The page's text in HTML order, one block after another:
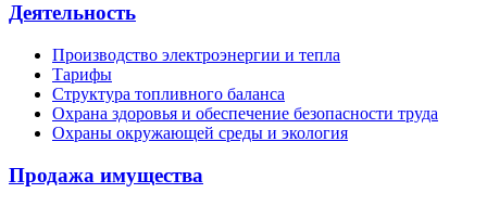
Деятельность
Производство электроэнергии и тепла
Тарифы
Структура топливного баланса
Охрана здоровья и обеспечение безопасности труда
Охраны окружающей среды и экология
Продажа имущества